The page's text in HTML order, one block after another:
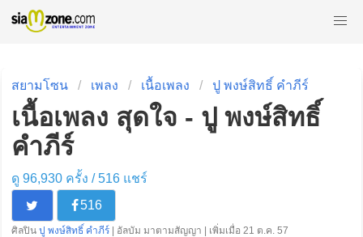
สยามโซน เพลง เนื้อเพลง ปู พงษ์สิทธิ์ คำภีร์
เนื้อเพลง สุดใจ - ปู พงษ์สิทธิ์
คำภีร์
ดู 96,930 ครั้ง /516แชร์
516
ศิลปิน ปู พงษ์สิทธิ์ คำภีร์ | อัลบัม มาตามสัญญา | เพิ่มเมื่อ 21 ต.ค. 57